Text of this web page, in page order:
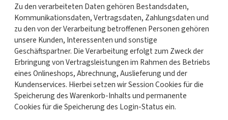
Zu den verarbeiteten Daten gehören Bestandsdaten,
Kommunikationsdaten, Vertragsdaten, Zahlungsdaten und
zu den von der Verarbeitung betroffenen Personen gehören
unsere Kunden, Interessenten und sonstige
Geschäftspartner. Die Verarbeitung erfolgt zum Zweck der
Erbringung von Vertragsleistungen im Rahmen des Betriebs
eines Onlineshops, Abrechnung, Auslieferung und der
Kundenservices. Hierbei setzen wir Session Cookies für die
Speicherung des Warenkorb-Inhalts und permanente
Cookies für die Speicherung des Login-Status ein.